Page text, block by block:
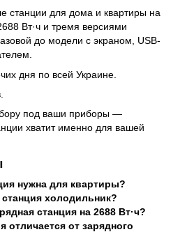
станции для дома и квартиры на
Вт·ч и тремя версиями
до модели с экраном, USB-
дня по всей Украине.
под ваши приборы —
хватит именно для вашей
нужна для квартиры?
холодильник?
станция на 2688 Вт·ч?
отличается от зарядного